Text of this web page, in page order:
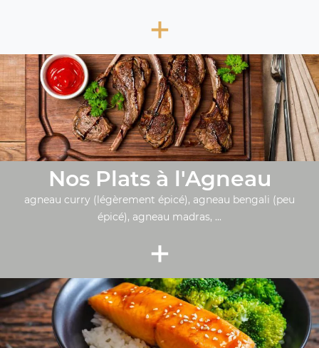
+
Nos Plats à l'Agneau
agneau curry (légèrement épicé), agneau bengali (peu
épicé), agneau madras, ...
+